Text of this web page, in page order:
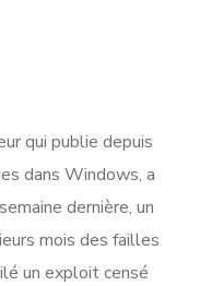
qui publie depuis
dans Windows, a
dernière, un
mois des failles
un exploit censé